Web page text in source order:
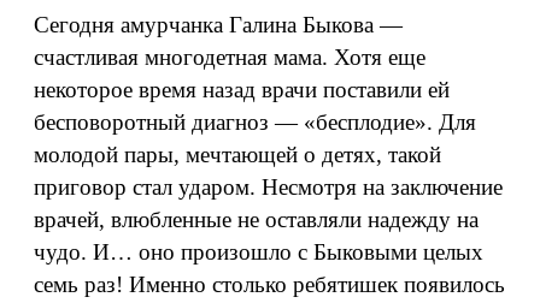
Сегодня амурчанка Галина Быкова —
счастливая многодетная мама. Хотя еще
некоторое время назад врачи поставили ей
бесповоротный диагноз — «бесплодие». Для
молодой пары, мечтающей о детях, такой
приговор стал ударом. Несмотря на заключение
врачей, влюбленные не оставляли надежду на
чудо. И… оно произошло с Быковыми целых
семь раз! Именно столько ребятишек появилось